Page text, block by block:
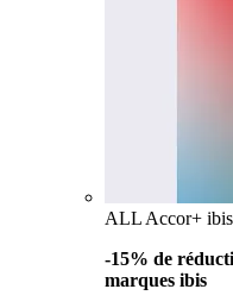
ALL Accor+ ibis
-15% de
marques ibis